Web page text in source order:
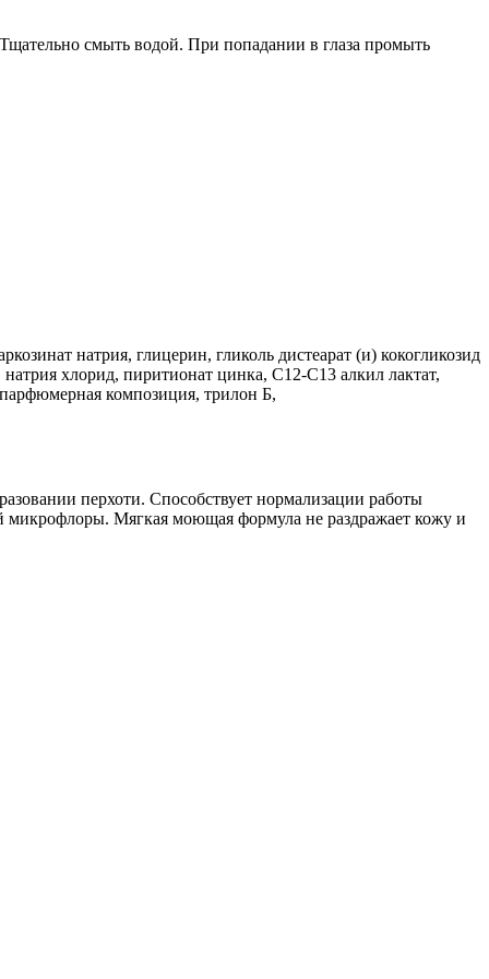
смыть водой. При попадании в глаза промыть
натрия, глицерин, гликоль дистеарат (и) кокогликозид
хлорид, пиритионат цинка, C12-C13 алкил лактат,
композиция, трилон Б,
перхоти. Способствует нормализации работы
микрофлоры. Мягкая моющая формула не раздражает кожу и